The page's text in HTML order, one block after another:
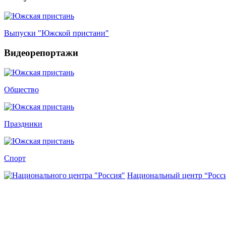
Выпуски "Южской пристани"
Видеорепортажи
Общество
Праздники
Спорт
Национальный центр